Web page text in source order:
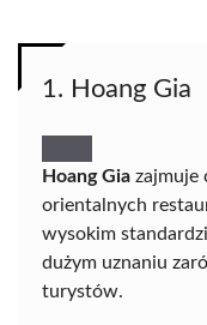
1. Hoang Gia
Hoang Gia zajmuje
orientalnych
wysokim
dużym uznaniu
turystów.